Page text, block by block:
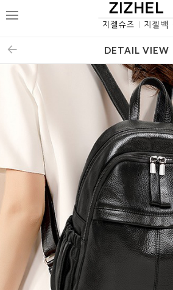
메
DETAIL VIEW